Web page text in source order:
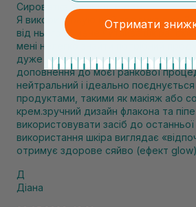
Сироватка з ніацинамідом
Я використовую цей продукт вже 3
від нього! У мене чутлива шкіра,
мені нелегко знайти потрібний
дуже легка, але так добре
доповнення до моєї ранкової
нейтральний і ідеально
продуктами, такими як макіяж або
крем.зручний дизайн флакона та
використовувати засіб до останньої
використання шкіра виглядає
отримує здорове сяйво (ефект
Д
Діана
Отримати